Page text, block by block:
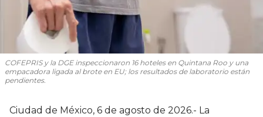
COFEPRIS y la DGE inspeccionaron 16 hoteles en Quintana Roo y una
empacadora ligada al brote en EU; los resultados de laboratorio están
pendientes.
Ciudad de México, 6 de agosto de 2026.- La